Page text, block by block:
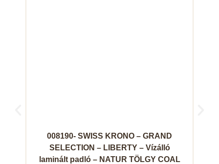
008190- SWISS KRONO – GRAND
SELECTION – LIBERTY – Vízálló
laminált padló – NATUR TÖLGY COAL